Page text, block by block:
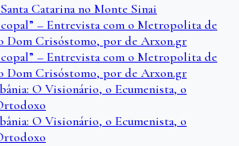
Catarina no Monte Sinai
– Entrevista com o Metropolita de
Dom Crisóstomo, por de Arxon.gr
– Entrevista com o Metropolita de
Dom Crisóstomo, por de Arxon.gr
O Visionário, o Ecumenista, o
O Visionário, o Ecumenista, o